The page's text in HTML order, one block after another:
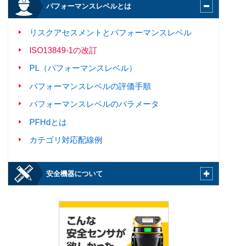
パフォーマンスレベルとは
リスクアセスメントとパフォーマンスレベル
ISO13849-1の改訂
PL（パフォーマンスレベル）
パフォーマンスレベルの評価手順
パフォーマンスレベルのパラメータ
PFHdとは
カテゴリ対応配線例
安全機器について